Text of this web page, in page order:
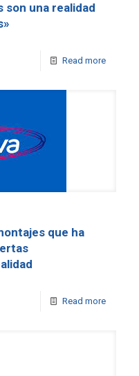
son una realidad
Read more
que ha
Read more